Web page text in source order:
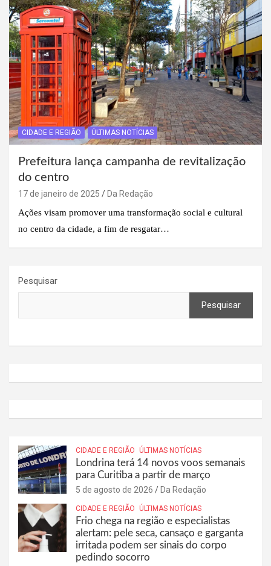
CIDADE E REGIÃO ÚLTIMAS NOTÍCIAS
Prefeitura lança campanha de revitalização
do centro
17 de janeiro de 2025
Da Redação
Ações visam promover uma transformação social e cultural
no centro da cidade, a fim de resgatar…
Pesquisar
Pesquisar
CIDADE E REGIÃO ÚLTIMAS NOTÍCIAS
Londrina terá 14 novos voos semanais
para Curitiba a partir de março
5 de agosto de 2026 Da Redação
CIDADE E REGIÃO ÚLTIMAS NOTÍCIAS
Frio chega na região e especialistas
alertam: pele seca, cansaço e garganta
irritada podem ser sinais do corpo
pedindo socorro